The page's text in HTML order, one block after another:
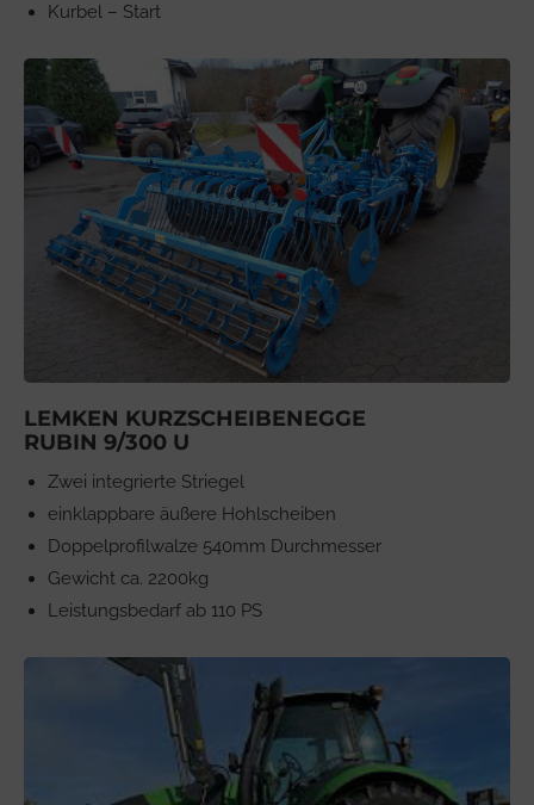
Kurbel – Start
LEMKEN KURZSCHEIBENEGGE
RUBIN 9/300 U
Zwei integrierte Striegel
einklappbare äußere Hohlscheiben
Doppelprofilwalze 540mm Durchmesser
Gewicht ca. 2200kg
Leistungsbedarf ab 110 PS